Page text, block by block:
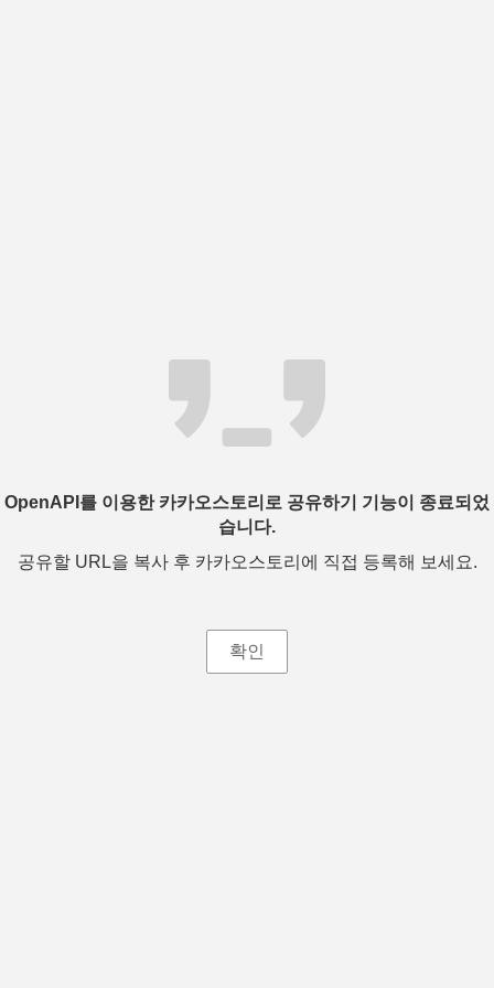
OpenAPI를 이용한 카카오스토리로 공유하기 기능이 종료되었
습니다.
공유할 URL을 복사 후 카카오스토리에 직접 등록해 보세요.
확인